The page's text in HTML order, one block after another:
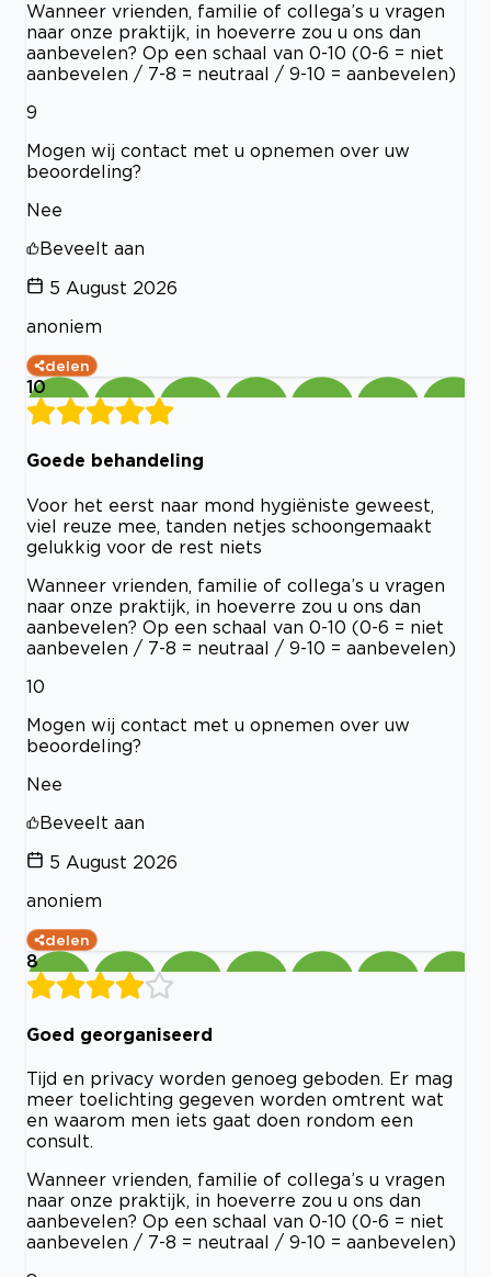
Wanneer vrienden, familie of collega’s u vragen
naar onze praktijk, in hoeverre zou u ons dan
aanbevelen? Op een schaal van 0-10 (0-6 = niet
aanbevelen / 7-8 = neutraal / 9-10 = aanbevelen)
9
Mogen wij contact met u opnemen over uw
beoordeling?
Nee
Beveelt aan
5 August 2026
anoniem
delen
10
Goede behandeling
Voor het eerst naar mond hygiëniste geweest,
viel reuze mee, tanden netjes schoongemaakt
gelukkig voor de rest niets
Wanneer vrienden, familie of collega’s u vragen
naar onze praktijk, in hoeverre zou u ons dan
aanbevelen? Op een schaal van 0-10 (0-6 = niet
aanbevelen / 7-8 = neutraal / 9-10 = aanbevelen)
10
Mogen wij contact met u opnemen over uw
beoordeling?
Nee
Beveelt aan
5 August 2026
anoniem
delen
8
Goed georganiseerd
Tijd en privacy worden genoeg geboden. Er mag
meer toelichting gegeven worden omtrent wat
en waarom men iets gaat doen rondom een
consult.
Wanneer vrienden, familie of collega’s u vragen
naar onze praktijk, in hoeverre zou u ons dan
aanbevelen? Op een schaal van 0-10 (0-6 = niet
aanbevelen / 7-8 = neutraal / 9-10 = aanbevelen)